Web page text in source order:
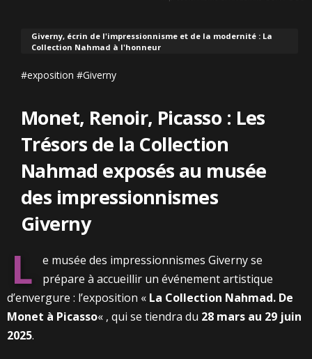
Giverny, écrin de l'impressionnisme et de la modernité : La
Collection Nahmad à l'honneur
#exposition #Giverny
Monet, Renoir, Picasso : Les
Trésors de la Collection
Nahmad exposés au musée
des impressionnismes
Giverny
L
e musée des impressionnismes Giverny se
prépare à accueillir un événement artistique
d’envergure : l’exposition « La Collection Nahmad. De
Monet à Picasso« , qui se tiendra du 28 mars au 29 juin
2025.